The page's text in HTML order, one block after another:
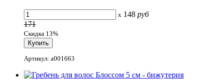
x 148 руб
171
Скидка 13%
Артикул: a001663